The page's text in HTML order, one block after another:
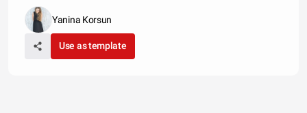
Yanina Korsun
Use as template